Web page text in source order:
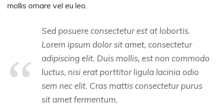
mollis ornare vel eu leo.
Sed posuere consectetur est at lobortis.
Lorem ipsum dolor sit amet, consectetur
adipiscing elit. Duis mollis, est non commodo
luctus, nisi erat porttitor ligula lacinia odio
sem nec elit. Cras mattis consectetur purus
sit amet fermentum.